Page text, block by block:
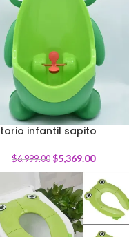
infantil sapito
$6,999.00 $5,369.00